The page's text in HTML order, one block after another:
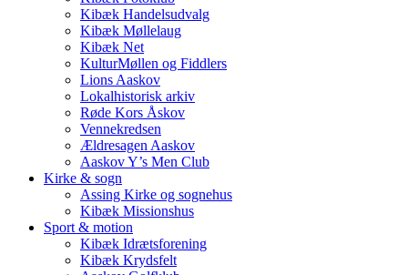
Kibæk Handelsudvalg
Kibæk Møllelaug
Kibæk Net
KulturMøllen og Fiddlers
Lions Aaskov
Lokalhistorisk arkiv
Røde Kors Åskov
Vennekredsen
Ældresagen Aaskov
Aaskov Y’s Men Club
Kirke & sogn
Assing Kirke og sognehus
Kibæk Missionshus
Sport & motion
Kibæk Idrætsforening
Kibæk Krydsfelt